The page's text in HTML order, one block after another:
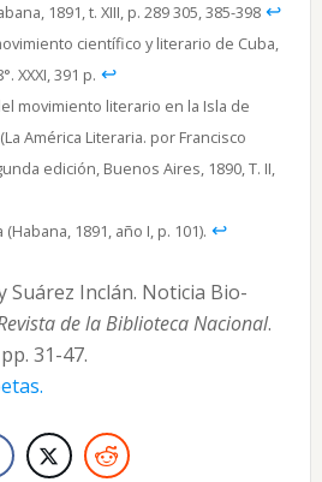
1891, t. XIII, p. 289 305, 385-398 ↩︎
científico y literario de Cuba,
XXXI, 391 p. ↩︎
movimiento literario en la Isla de
América Literaria. por Francisco
edición, Buenos Aires, 1890, T. II,
1891, año I, p. 101). ↩︎
Suárez Inclán. Noticia Bio-
de la Biblioteca Nacional.
31-47.